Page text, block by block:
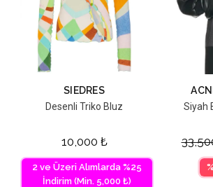
SIEDRES
Desenli Triko Bluz
10,000 ₺
2 ve Üzeri Alımlarda %25
İndirim (Min. 5,000 ₺)
Siyah